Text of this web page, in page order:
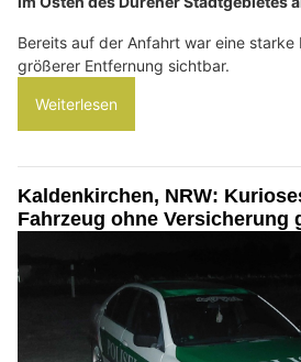
Bereits auf der Anfahrt war eine
größerer Entfernung sichtbar.
Weiterlesen
Kaldenkirchen, NRW:
Fahrzeug ohne Versicherung